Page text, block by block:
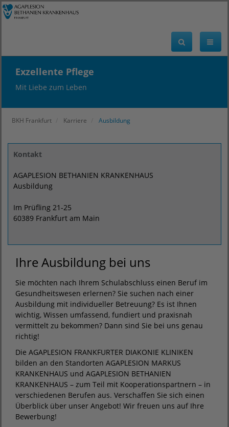
Exzellente Pflege
Mit Liebe zum Leben
BKH Frankfurt Karriere Ausbildung
Kontakt
AGAPLESION BETHANIEN KRANKENHAUS
Ausbildung
Im Prüfling 21-25
60389 Frankfurt am Main
Ihre Ausbildung bei uns
Sie möchten nach Ihrem Schulabschluss einen Beruf im
Gesundheitswesen erlernen? Sie suchen nach einer
Ausbildung mit individueller Betreuung? Es ist Ihnen
wichtig, Wissen umfassend, fundiert und praxisnah
vermittelt zu bekommen? Dann sind Sie bei uns genau
richtig!
Die AGAPLESION FRANKFURTER DIAKONIE KLINIKEN
bilden an den Standorten AGAPLESION MARKUS
KRANKENHAUS und AGAPLESION BETHANIEN
KRANKENHAUS – zum Teil mit Kooperationspartnern – in
verschiedenen Berufen aus. Verschaffen Sie sich einen
Überblick über unser Angebot! Wir freuen uns auf Ihre
Bewerbung!